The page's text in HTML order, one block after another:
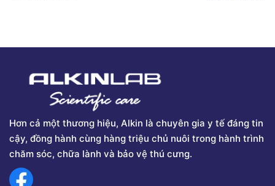
Hơn cả một thương hiệu, Alkin là chuyên gia y tế đáng tin
cậy, đồng hành cùng hàng triệu chủ nuôi trong hành trình
chăm sóc, chữa lành và bảo vệ thú cưng.